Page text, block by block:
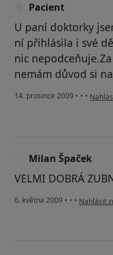
Pacient
U paní doktorky
ní přihlásila i své
nic
nemám důvod si
14. prosince 2009 • • • podle
Milan Špaček
VELMI DOBRÁ
6. května 2009 • • • podle
Nahlásit